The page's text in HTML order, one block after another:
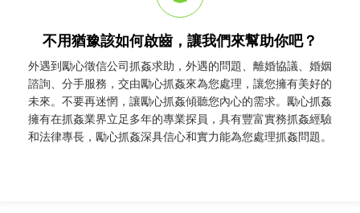
不用猶豫該如何啟齒，讓我們來幫助你吧？
外遇到勵心徵信公司抓姦求助，外遇的問題、離婚協議、婚姻
諮詢、分手服務，交由勵心抓姦來為您處理，讓您擁有美好的
未來。不要再迷惘，讓勵心抓姦傾聽您內心的需求。勵心抓姦
擁有在抓姦業界立足多年的專業探員，具有豐富實務抓姦經驗
和法律專長，勵心抓姦深具信心和實力能為您處理抓姦問題。